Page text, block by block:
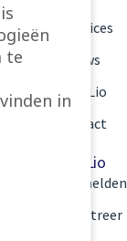
practices
Nieuws
Over Lio
Contact
Mijn Lio
Aanmelden
Registreer
te
in